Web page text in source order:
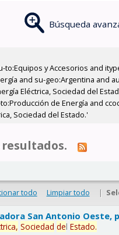
Búsqueda
y Accesorios and
and su-geo:Argentina and
Eléctrica, Sociedad del
de Energía and
Sociedad del Estado.'
todo Limpiar todo |
San Antonio Oeste,
Sociedad delEstado.